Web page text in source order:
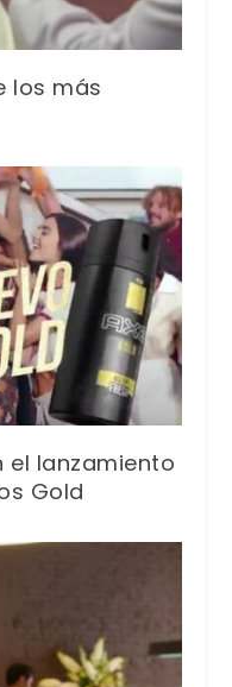
los más
el lanzamiento
Gold